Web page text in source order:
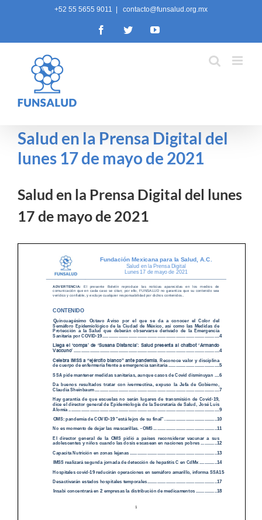
+52 55 5655 9011 contacto@funsalud.org.mx
FacebookTwitterYouTube
Salud en la Prensa Digital del
lunes 17 de mayo de 2021
Salud en la Prensa Digital del lunes
17 de mayo de 2021